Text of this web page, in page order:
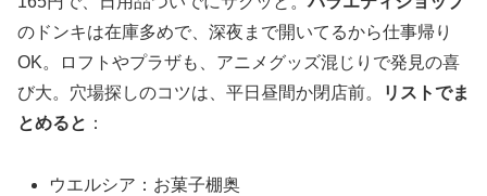
のドンキは在庫多めで、深夜まで開いてるから仕事帰り
OK。ロフトやプラザも、アニメグッズ混じりで発見の喜
び大。穴場探しのコツは、平日昼間か閉店前。
リストでま
とめると ：
ウエルシア：お菓子棚奥